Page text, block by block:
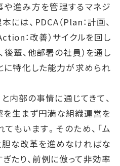
や進み方を管理するマネジ
には、PDCA（Plan：計画、
：改善）サイクルを回し
後輩、他部署の社員）を通し
に特化した能力が求められ
内部の事情に通じてきて、
を生まず円満な組織運営を
もいます。そのため、「ム
胆な改革を進めなければな
たり、前例に倣って非効率